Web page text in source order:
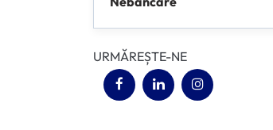
URMĂREȘTE-NE
(opens in a new tab)
(opens in a new
(opens in a